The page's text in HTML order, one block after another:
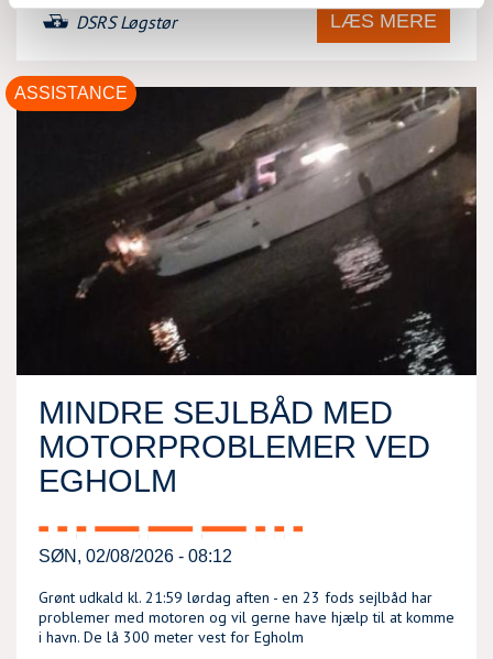
DSRS Løgstør LÆS MERE
MINDRE SEJLBÅD MED
MOTORPROBLEMER VED
EGHOLM
SØN, 02/08/2026 - 08:12
Grønt udkald kl. 21:59 lørdag aften - en 23 fods sejlbåd har
problemer med motoren og vil gerne have hjælp til at komme
i havn. De lå 300 meter vest for Egholm
ASSISTANCE